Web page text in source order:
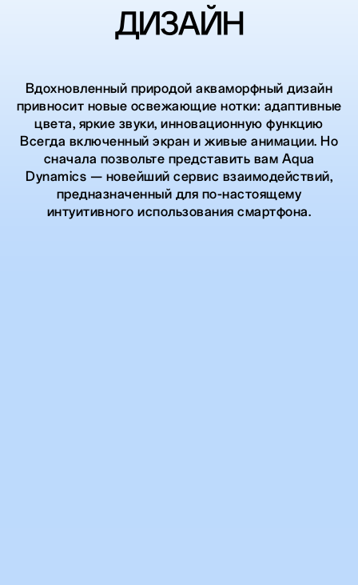
ДИЗАЙН
Вдохновленный природой акваморфный дизайн
привносит новые освежающие нотки: адаптивные
цвета, яркие звуки, инновационную функцию
Всегда включенный экран и живые анимации. Но
сначала позвольте представить вам Aqua
Dynamics — новейший сервис взаимодействий,
предназначенный для по-настоящему
интуитивного использования смартфона.